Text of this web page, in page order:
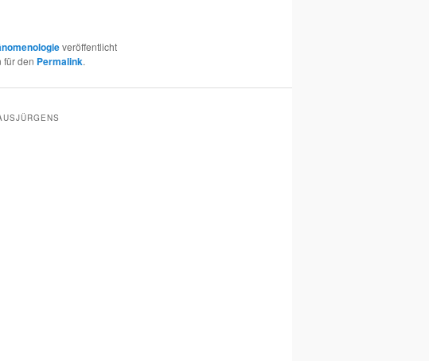
veröffentlicht
für den Permalink.